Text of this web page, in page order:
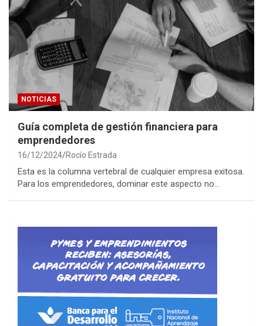
NOTICIAS
Guía completa de gestión financiera para
emprendedores
16/12/2024 Rocío Estrada
Esta es la columna vertebral de cualquier empresa exitosa.
Para los emprendedores, dominar este aspecto no…